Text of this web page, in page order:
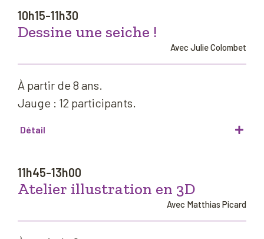
10h15-11h30
Dessine une seiche !
Avec Julie Colombet
À partir de 8 ans.
Jauge : 12 participants.
Détail
11h45-13h00
Atelier illustration en 3D
Avec Matthias Picard